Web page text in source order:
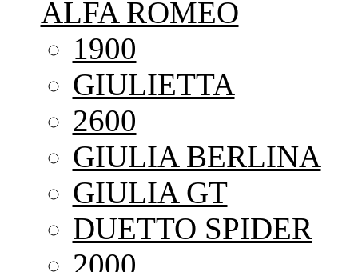
ALFA ROMEO
1900
GIULIETTA
2600
GIULIA BERLINA
GIULIA GT
DUETTO SPIDER
2000